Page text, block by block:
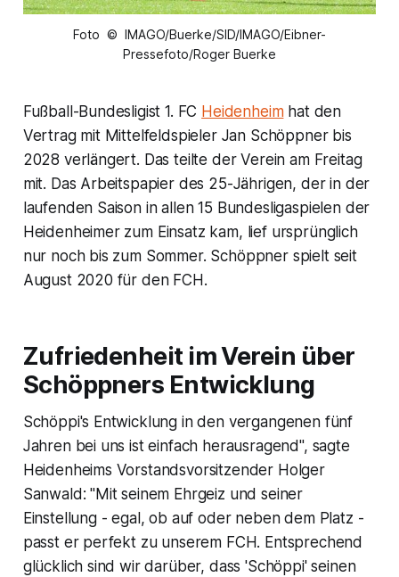
Foto © IMAGO/Buerke/SID/IMAGO/Eibner-
Pressefoto/Roger Buerke
Fußball-Bundesligist 1. FC Heidenheimhat den
Vertrag mit Mittelfeldspieler Jan Schöppner bis
2028 verlängert. Das teilte der Verein am Freitag
mit. Das Arbeitspapier des 25-Jährigen, der in der
laufenden Saison in allen 15 Bundesligaspielen der
Heidenheimer zum Einsatz kam, lief ursprünglich
nur noch bis zum Sommer. Schöppner spielt seit
August 2020 für den FCH.
Zufriedenheit im Verein über
Schöppners Entwicklung
Schöppi's Entwicklung in den vergangenen fünf
Jahren bei uns ist einfach herausragend", sagte
Heidenheims Vorstandsvorsitzender Holger
Sanwald: "Mit seinem Ehrgeiz und seiner
Einstellung - egal, ob auf oder neben dem Platz -
passt er perfekt zu unserem FCH. Entsprechend
glücklich sind wir darüber, dass 'Schöppi' seinen